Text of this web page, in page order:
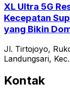
XL Ultra 5G
Kecepatan
yang Bikin
Jl. Tirtojoyo,
Landungsari,
Kontak